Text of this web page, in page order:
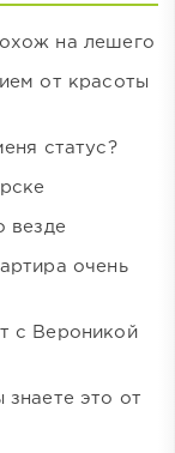
на лешего
от красоты
статус?
везде
очень
с Вероникой
это от